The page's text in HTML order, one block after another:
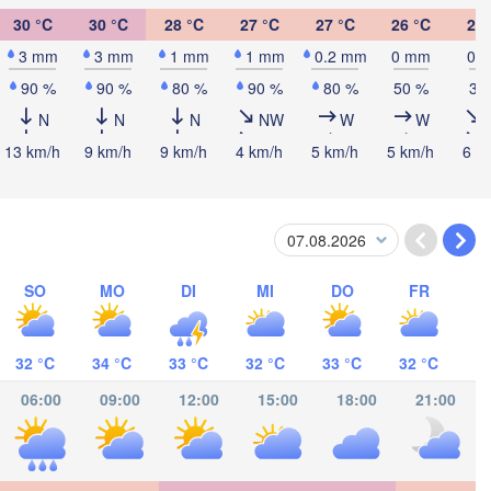
30 °C
3 mm
90 %
N
13 km/h
30 °C
3 mm
90 %
N
9 km/h
28 °C
1 mm
80 %
N
9 km/h
27 °C
1 mm
90 %
NW
4 km/h
27 °C
0.2 mm
80 %
W
5 km/h
26 °C
0 mm
50 %
W
5 km/h
26
0
30
6
SO
32 °C
MO
34 °C
DI
33 °C
MI
32 °C
DO
33 °C
FR
32 °C
06:00 09:00 12:00 15:00 18:00 21:00
Kingston
Barranquilla